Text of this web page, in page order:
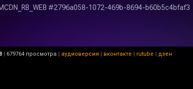
| 679764 просмотра | аудиоверсия | вконтакте | rutube | дзен